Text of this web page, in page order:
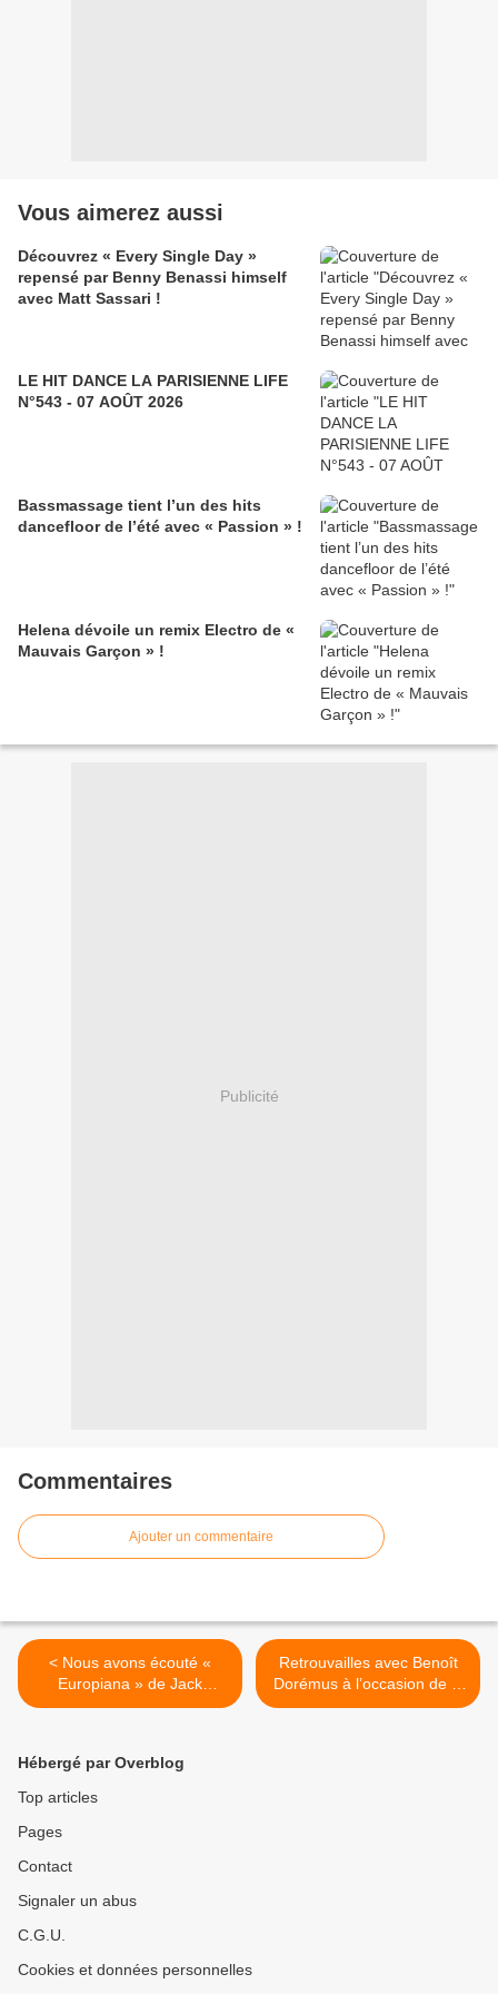
Vous aimerez aussi
Découvrez « Every Single Day »
repensé par Benny Benassi himself
avec Matt Sassari !
LE HIT DANCE LA PARISIENNE LIFE
N°543 - 07 AOÛT 2026
Bassmassage tient l’un des hits
dancefloor de l’été avec « Passion » !
Helena dévoile un remix Electro de «
Mauvais Garçon » !
Publicité
Commentaires
Ajouter un commentaire
< Nous avons écouté «
Europiana » de Jack
Savoretti !
Retrouvailles avec Benoît
Dorémus à l’occasion de la
sortie d’« On Croit En Moi »
Hébergé par Overblog
Top articles
Pages
Contact
Signaler un abus
C.G.U.
Cookies et données personnelles